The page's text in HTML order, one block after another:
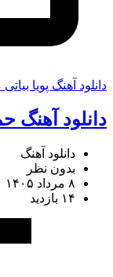
دانلود آهنگ پویا
دانلود آهنگ
دانلود آهنگ
بدون نظر
۸ مرداد ۱۴۰۵
۱۴ بازدید